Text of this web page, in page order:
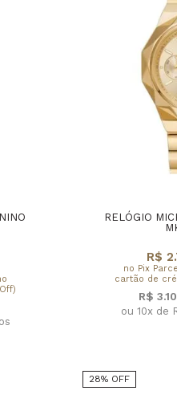
RELÓGIO
R$
no Pix
cartão de
R$
ou 10x de
28% OFF